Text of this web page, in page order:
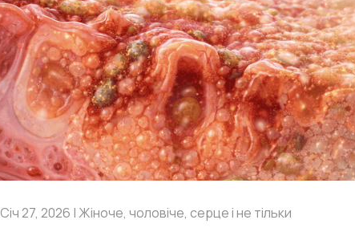
Січ 27, 2026 | Жіноче, чоловіче, серце і не тільки